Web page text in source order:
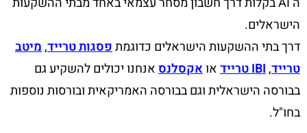
הישראלים.
דרך בתי ההשקעות הישראלים כדוגמתפסגות טרייד,מיטב
טרייד,IBI טרייד אואקסלנסאנחנו יכולים להשקיע גם
בבורסה הישראלית וגם בבורסה האמריקאית ובורסות נוספות
בחו"ל.